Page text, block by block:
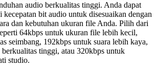
audio berkualitas tinggi. Anda dapat
bit audio untuk disesuaikan dengan
dan kebutuhan ukuran file Anda. Pilih dari
64kbps untuk ukuran file lebih kecil,
seimbang, 192kbps untuk suara lebih kaya,
tinggi, atau 320kbps untuk
studio.